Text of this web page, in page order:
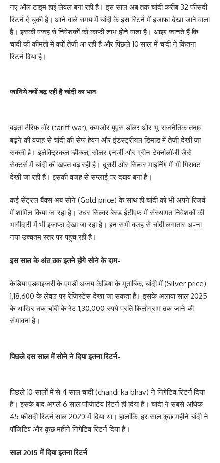
नए ऑल टाइम हाई लेवल बना रही है। इस साल अब तक चांदी करीब 32 फीसदी
रिटर्न दे चुकी है। आने वाले समय में चांदी के इस रिटर्न में इजाफा देखा जाने वाला
है। इसकी वजह से निवेशकों को काफी लाभ होने वाला है। आइए जानते हैं कि
चांदी की कीमतों में क्यों तेजी आ रही है और पिछले 10 साल में चांदी ने कितना
रिटर्न दिया है।
जानिये क्यों बढ़ रही है चांदी का भाव-
बढ़ता टैरिफ वॉर (tariff war), कमजोर यूएस डॉलर और भू-राजनैतिक तनाव
बढ़ने की वजह से चांदी की सेफ हेवन और इंडस्ट्रीयल डिमांड में तेजी देखी जा
सकती है। इलेक्ट्रिकल व्हीकल, सोलर एनर्जी और ग्रीन टेक्नोलॉजी जैसे
सेक्टर्स में चांदी की खपत बढ़ रही है। दूसरी ओर सिल्वर माइनिंग में भी गिरावट
देखी जा रही है। इसकी वजह से सप्लाई पर दबाव बना है।
कई सेंट्रल बैंक्स अब सोने (Gold price) के साथ ही चांदी को भी अपने रिजर्व
में शामिल किया जा रहा है। उधर सिल्वर बेस्ड ईटीएफ में संस्थागत निवेशकों की
भागीदारी में भी इजाफा देखा जा रहा है। इन सभी वजह से चांदी लगातार अपना
नया उच्चतम स्तर पर पहुंच रही है।
इस साल के अंत तक इतने होंगे सोने के दाम-
केडिया एडवाइजरी के एमडी अजय केडिया के मुताबिक, चांदी में (Silver price)
1,18,600 के लेवल पर रेजिस्टेंस देखा जा सकता है। इसके अलावा साल 2025
के आखिर तक चांदी के रेट 1,30,000 रुपये प्रति किलोग्राम तक जाने की
संभावना है।
पिछले दस साल में सोने ने दिया इतना रिटर्न-
पिछले 10 सालों में से 4 साल चांदी (chandi ka bhav) ने निगेटिव रिटर्न दिया
है। इसके बाद अगले 6 साल पॉजिटिव रिटर्न ही दिया है। चांदी ने सबसे अधिक
45 फीसदी रिटर्न साल 2020 में दिया था। हालांकि, हर साल कुछ महीने चांदी ने
पॉजिटिव और कुछ महीने निगेटिव रिटर्न दिया है।
साल 2015 में दिया इतना रिटर्न